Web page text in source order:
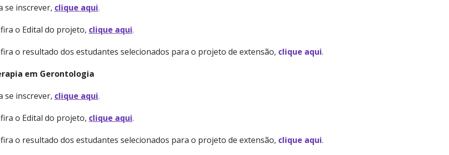
se inscrever, clique aqui.
o Edital do projeto, clique aqui.
o resultado dos estudantes selecionados para o projeto de extensão, clique aqui.
em Gerontologia
se inscrever, clique aqui.
o Edital do projeto, clique aqui.
o resultado dos estudantes selecionados para o projeto de extensão, clique aqui.